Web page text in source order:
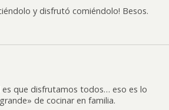
y disfrutó comiéndolo! Besos.
es que disfrutamos todos… eso es lo
de cocinar en familia.